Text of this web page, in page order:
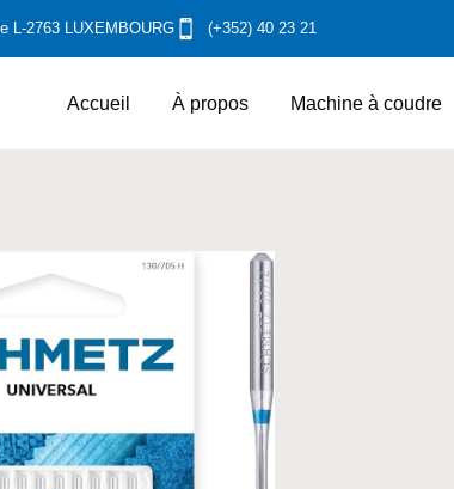
L-2763 LUXEMBOURG (+352) 40 23 21
Accueil À propos Machine à coudre